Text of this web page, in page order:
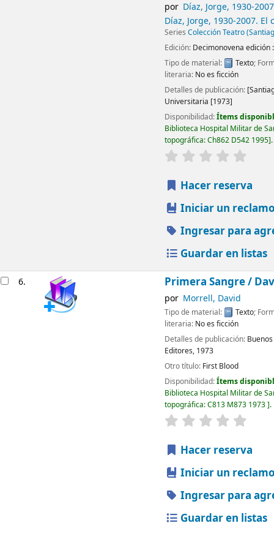
por Díaz, Jorge, 1930-2007
Díaz, Jorge, 1930-2007. El
Series Colección Teatro
Edición: Decimonovena edición
Tipo de material:
Texto;
literaria: No es ficción
Detalles de publicación:
Universitaria [1973]
Disponibilidad:Ítems
Biblioteca Hospital Militar de
topográfica:Ch862 D542 1995 .
valoración
Hacer reserva
Iniciar un
Ingresar para
Guardar en listas
6. Primera Sangre /
por Morrell, David
Tipo de material: Texto;
literaria: No es ficción
Detalles de publicación:
Editores, 1973
Otro título: First Blood
Disponibilidad:Ítems
Biblioteca Hospital Militar de
topográfica:C813 M873 1973 .
valoración
Hacer reserva
Iniciar un
Ingresar para
Guardar en listas